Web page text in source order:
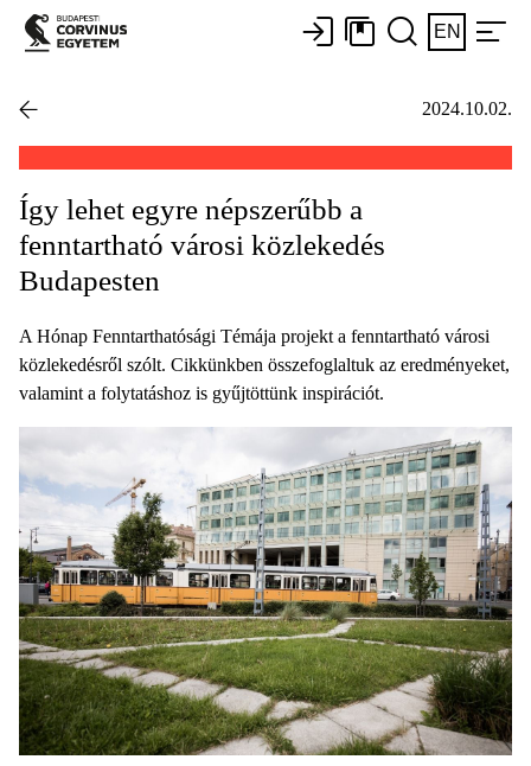
EN
2024.10.02.
Így lehet egyre népszerűbb a
fenntartható városi közlekedés
Budapesten
A Hónap Fenntarthatósági Témája projekt a fenntartható városi
közlekedésről szólt. Cikkünkben összefoglaltuk az eredményeket,
valamint a folytatáshoz is gyűjtöttünk inspirációt.